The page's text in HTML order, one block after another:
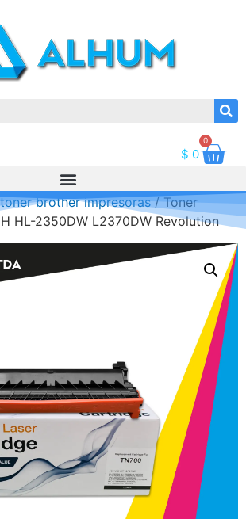
$ 0
0
toner brother impresoras/ Toner
HL-2350DW L2370DW Revolution